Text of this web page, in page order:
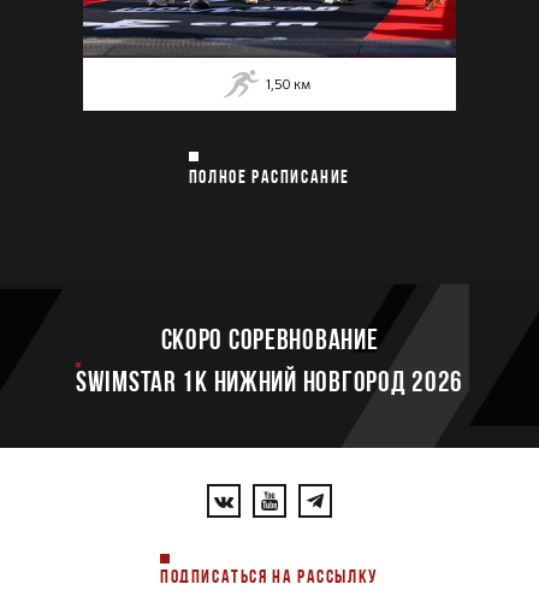
1,50 км
ПОЛНОЕ РАСПИСАНИЕ
Скоро соревнование
SWIMSTAR 1K НИЖНИЙ НОВГОРОД 2026
ПОДПИСАТЬСЯ НА РАССЫЛКУ